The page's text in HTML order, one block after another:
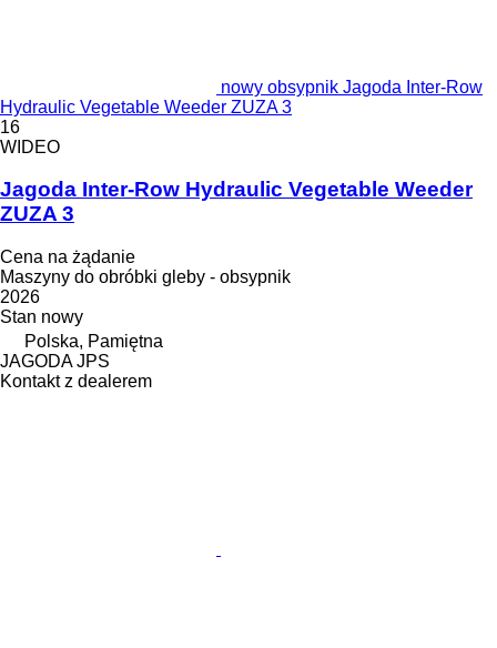
nowy obsypnik Jagoda Inter-Row
Hydraulic Vegetable Weeder ZUZA 3
16
WIDEO
Jagoda Inter-Row Hydraulic Vegetable Weeder
ZUZA 3
Cena na żądanie
Maszyny do obróbki gleby - obsypnik
2026
Stan nowy
Polska, Pamiętna
JAGODA JPS
Kontakt z dealerem